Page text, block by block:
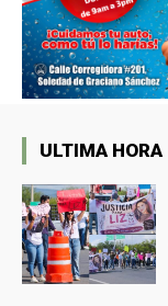
ULTIMA HORA